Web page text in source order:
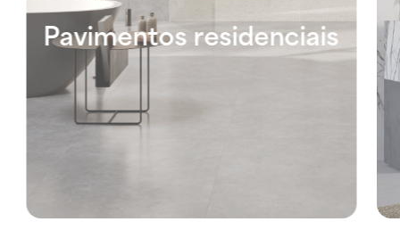
Pavimentos residenciais